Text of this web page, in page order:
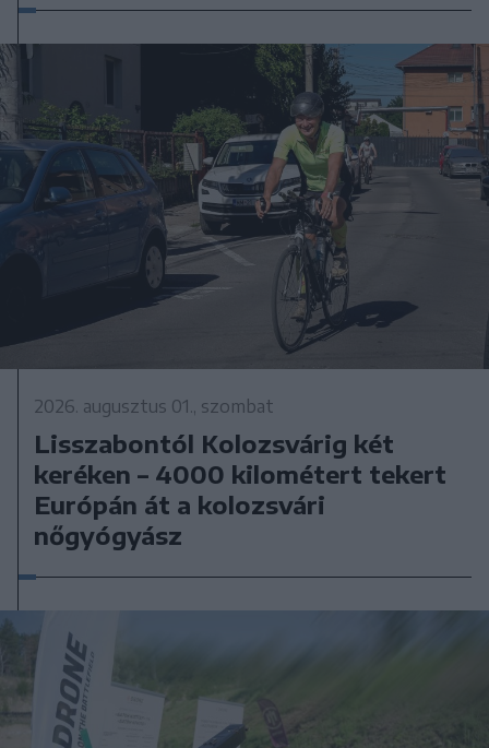
2026. augusztus 01., szombat
Lisszabontól Kolozsvárig két
keréken – 4000 kilométert tekert
Európán át a kolozsvári
nőgyógyász